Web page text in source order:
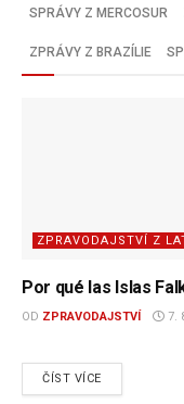
SPRÁVY Z MERCOSUR
ZPRÁVY Z BRAZÍLIE
ZPRAVODAJSTVÍ Z
Por qué las Islas
OD ZPRAVODAJSTVÍ 7.
ČÍST VÍCEDETAILS